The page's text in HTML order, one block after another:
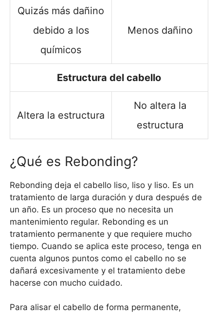
Quizás más dañino
debido a los
químicos
Menos dañino
Estructura del cabello
Altera la estructura
No altera la
estructura
¿Qué es Rebonding?
Rebonding deja el cabello liso, liso y liso. Es un
tratamiento de larga duración y dura después de
un año. Es un proceso que no necesita un
mantenimiento regular. Rebonding es un
tratamiento permanente y que requiere mucho
tiempo. Cuando se aplica este proceso, tenga en
cuenta algunos puntos como el cabello no se
dañará excesivamente y el tratamiento debe
hacerse con mucho cuidado.
Para alisar el cabello de forma permanente,